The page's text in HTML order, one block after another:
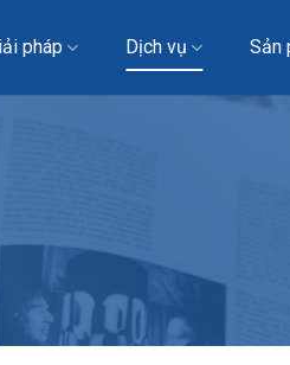
pháp Dịch vụ Sản